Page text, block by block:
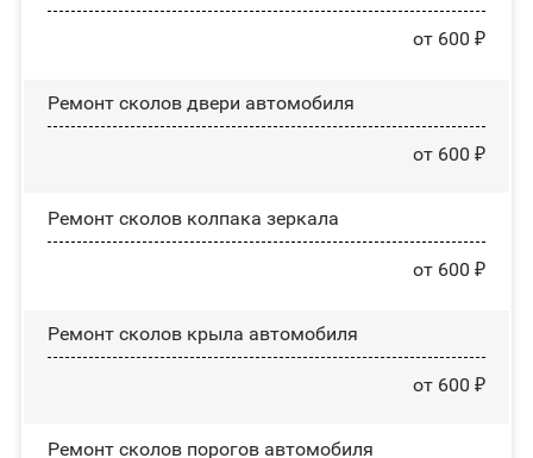
от 600 ₽
Ремонт сколов двери автомобиля
от 600 ₽
Ремонт сколов колпака зеркала
от 600 ₽
Ремонт сколов крыла автомобиля
от 600 ₽
Ремонт сколов порогов автомобиля